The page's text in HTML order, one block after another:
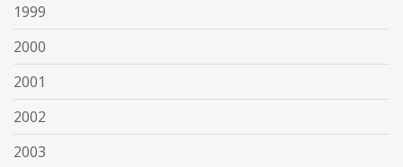
1999
2000
2001
2002
2003